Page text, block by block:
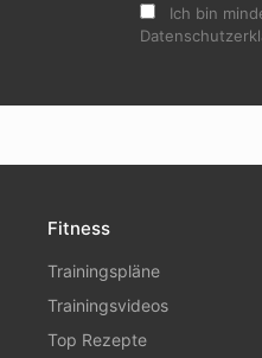
Ich bin
Fitness
Trainingspläne
Trainingsvideos
Top Rezepte